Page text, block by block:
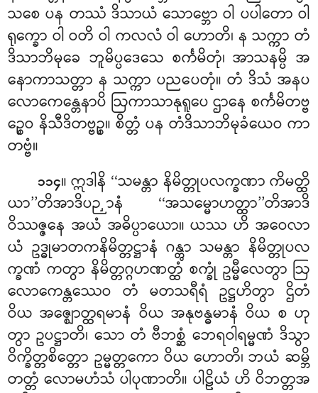
သစေ ပန တဿံ ဒိသာယံ သောဗ္ဘော ဝါ ပပါတော ဝါ
ရုက္ခော ဝါ ဝတိ ဝါ ကလလံ ဝါ ဟောတိ၊ န သက္ကာ တံ
ဒိသာဘိမုခေ ဘူမိပ္ပဒေသေ စင်္ကမိတုံ၊ အာသနမ္ပိ အ
နောကာသတ္တာ န သက္ကာ ပညပေတုံ။ တံ ဒိသံ အနပ
လောကေန္တေနာပိ ဩကာသာနုရူပေ ဌာနေ စင်္ကမိတဗ္ဗ
ဉ္စေဝ နိသီဒိတဗ္ဗဉ္စ။ စိတ္တံ ပန တံဒိသာဘိမုခံယေဝ ကာ
တဗ္ဗံ။
၁၁၄။ ဣဒါနိ ‘‘သမန္တာ နိမိတ္တုပလက္ခဏာ ကိမတ္ထိ
ယာ’’တိအာဒိပဉှာနံ ‘‘အသမ္မောဟတ္ထာ’’တိအာဒိ
ဝိဿဇ္ဇနေ အယံ အဓိပ္ပာယော။ ယဿ ဟိ အဝေလာ
ယံ ဥဒ္ဓုမာတကနိမိတ္တဋ္ဌာနံ ဂန္တွာ သမန္တာ နိမိတ္တုပလ
က္ခဏံ ကတွာ နိမိတ္တဂ္ဂဟဏတ္ထံ စက္ခုံ ဥမ္မီလေတွာ ဩ
လောကေန္တဿေဝ တံ မတသရီရံ ဥဋ္ဌဟိတွာ ဌိတံ
ဝိယ အဇ္ဈောတ္ထရမာနံ ဝိယ အနုဗန္ဓမာနံ ဝိယ စ ဟု
တွာ ဥပဋ္ဌာတိ၊ သော တံ ဗီဘစ္ဆံ ဘေရဝါရမ္မဏံ ဒိသွာ
ဝိက္ခိတ္တစိတ္တော ဥမ္မတ္တကော ဝိယ ဟောတိ၊ ဘယံ ဆမ္ဘိ
တတ္တံ လောမဟံသံ ပါပုဏာတိ။ ပါဠိယံ ဟိ ဝိဘတ္တအ